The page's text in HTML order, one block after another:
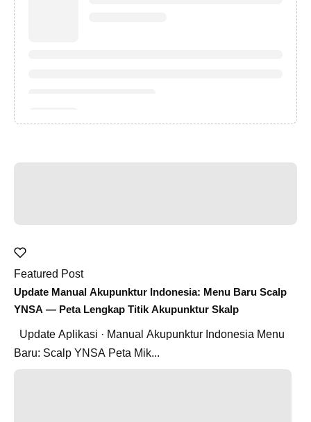
Featured Post
Update Manual Akupunktur Indonesia: Menu Baru Scalp
YNSA — Peta Lengkap Titik Akupunktur Skalp
Baru: Scalp YNSA Peta Mik...